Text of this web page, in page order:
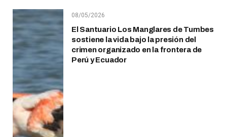
08/05/2026
El Santuario Los Manglares de Tumbes
sostiene la vida bajo la presión del
crimen organizado en la frontera de
Perú y Ecuador